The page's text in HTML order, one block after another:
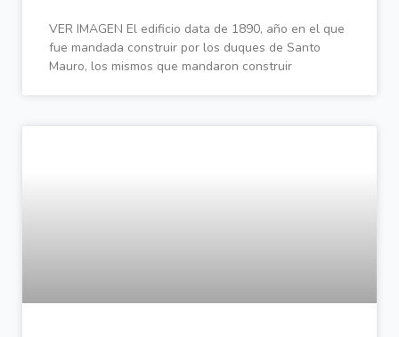
VER IMAGEN El edificio data de 1890, año en el que
fue mandada construir por los duques de Santo
Mauro, los mismos que mandaron construir